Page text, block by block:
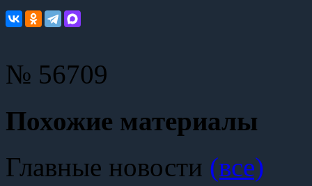
№ 56709
Похожие материалы
Главные новости (все)